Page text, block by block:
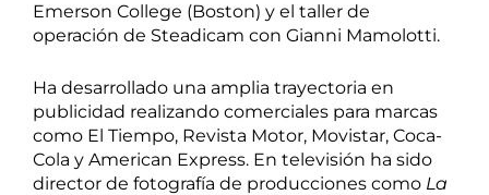
Emerson College (Boston) y el taller de
operación de Steadicam con Gianni Mamolotti.
Ha desarrollado una amplia trayectoria en
publicidad realizando comerciales para marcas
como El Tiempo, Revista Motor, Movistar, Coca-
Cola y American Express. En televisión ha sido
director de fotografía de producciones como La